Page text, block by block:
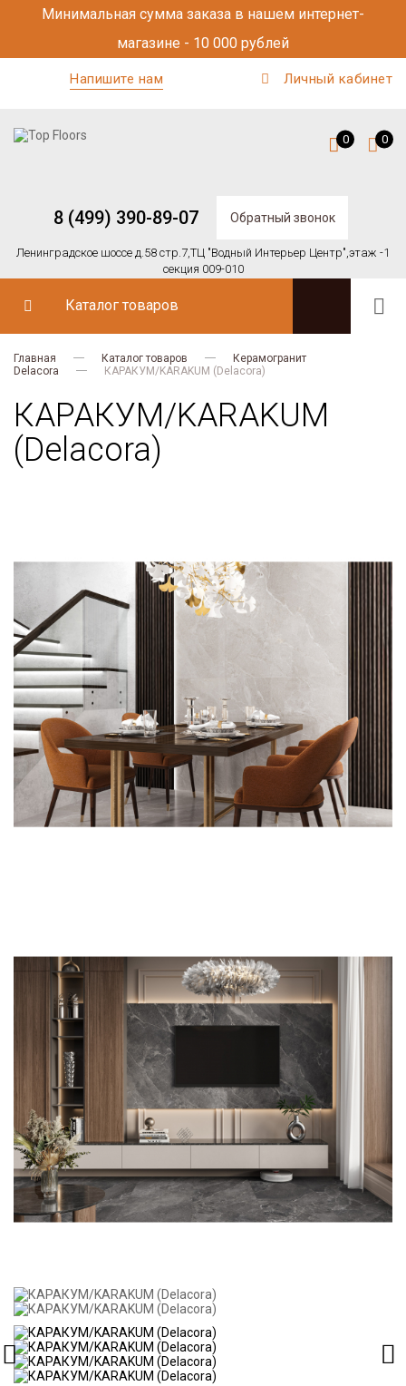
Минимальная сумма заказа в нашем интернет-
магазине - 10 000 рублей
Напишите нам Личный кабинет
8 (499) 390-89-07 Обратный звонок
Ленинградское шоссе д.58 стр.7,ТЦ "Водный Интерьер Центр",этаж -1
секция 009-010
0 0
Каталог товаров
Главная Каталог товаров
Керамогранит
Delacora
КАРАКУМ/KARAKUM (Delacora)
КАРАКУМ/KARAKUM
(Delacora)